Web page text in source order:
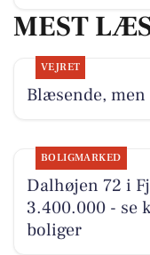
MEST
VEJRET
Blæsende,
BOLIGMARKED
Dalhøjen 72 i
3.400.000 - se
boliger